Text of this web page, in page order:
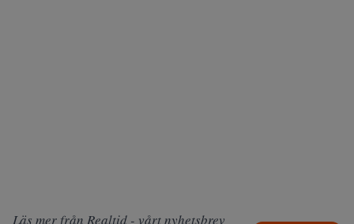
Läs mer från Realtid - vårt nyhetsbrev